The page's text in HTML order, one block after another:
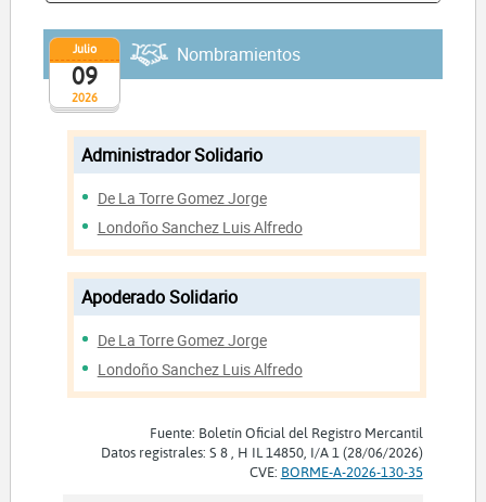
2026
Julio
09
Nombramientos
Administrador Solidario
De La Torre Gomez Jorge
Londoño Sanchez Luis Alfredo
Apoderado Solidario
De La Torre Gomez Jorge
Londoño Sanchez Luis Alfredo
Fuente: Boletín Oficial del Registro Mercantil
Datos registrales: S 8 , H IL 14850, I/A 1 (28/06/2026)
CVE: BORME-A-2026-130-35